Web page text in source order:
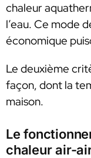
chaleur
l’eau. Ce mode
économique
Le deuxième
façon, dont la
maison.
Le
chaleur air-